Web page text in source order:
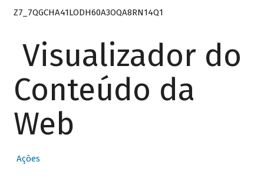
Z7_7QGCHA41LODH60A3OQA8RN14Q1
Visualizador do
Conteúdo da
Web
Ações